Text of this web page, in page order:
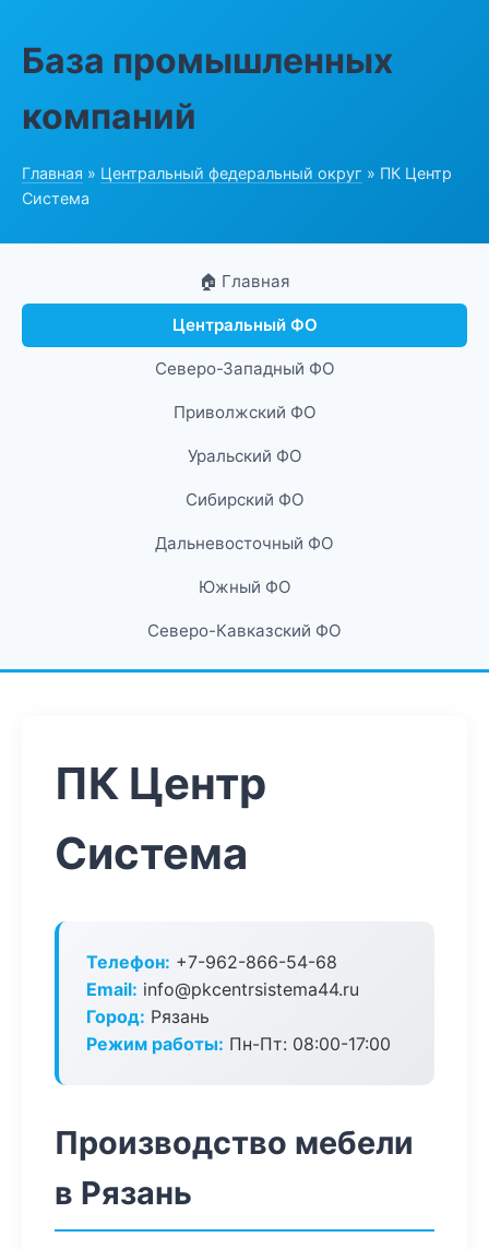
База промышленных
компаний
Главная » Центральный федеральный округ » ПК Центр
Система
🏠 Главная
Центральный ФО
Северо-Западный ФО
Приволжский ФО
Уральский ФО
Сибирский ФО
Дальневосточный ФО
Южный ФО
Северо-Кавказский ФО
ПК Центр
Система
Телефон: +7-962-866-54-68
Email: info@pkcentrsistema44.ru
Город: Рязань
Режим работы: Пн-Пт: 08:00-17:00
Производство мебели
в Рязань